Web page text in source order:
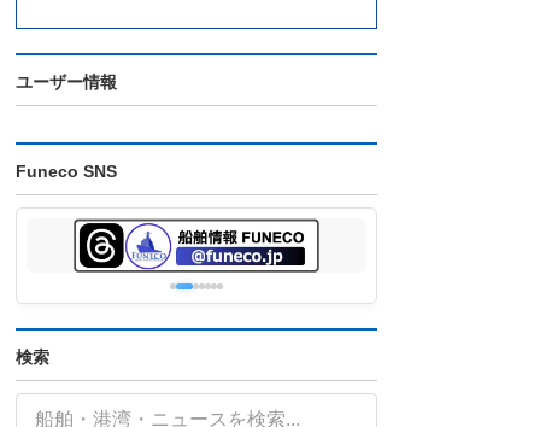
ユーザー情報
Funeco SNS
検索